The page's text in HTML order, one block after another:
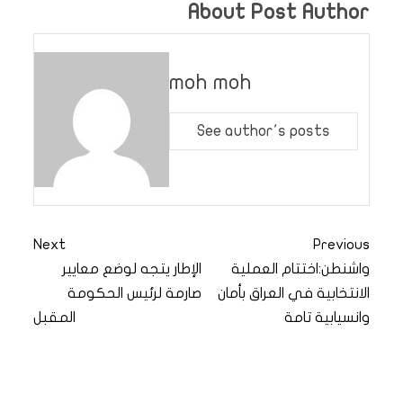
About Post Author
moh moh
See author's posts
Previous
واشنطن:اختتام العملية
الانتخابية في العراق بأمان
وانسيابية تامة
Next
الإطار يتجه لوضع معايير
صارمة لرئيس الحكومة
المقبل